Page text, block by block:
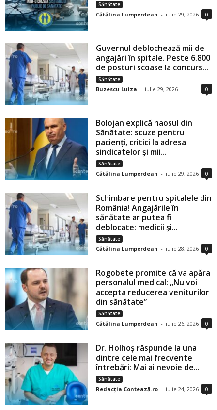
Sănătate
Cătălina Lumperdean - iulie 29, 2026 0
Guvernul deblochează mii de
angajări în spitale. Peste 6.800
de posturi scoase la concurs...
Sănătate
Buzescu Luiza - iulie 29, 2026 0
Bolojan explică haosul din
Sănătate: scuze pentru
pacienți, critici la adresa
sindicatelor și mii...
Sănătate
Cătălina Lumperdean - iulie 29, 2026 0
Schimbare pentru spitalele din
România! Angajările în
sănătate ar putea fi
deblocate: medicii și...
Sănătate
Cătălina Lumperdean - iulie 28, 2026 0
Rogobete promite că va apăra
personalul medical: „Nu voi
accepta reducerea veniturilor
din sănătate”
Sănătate
Cătălina Lumperdean - iulie 26, 2026 0
Dr. Holhoș răspunde la una
dintre cele mai frecvente
întrebări: Mai ai nevoie de...
Sănătate
Redacția Contează.ro - iulie 24, 2026 0